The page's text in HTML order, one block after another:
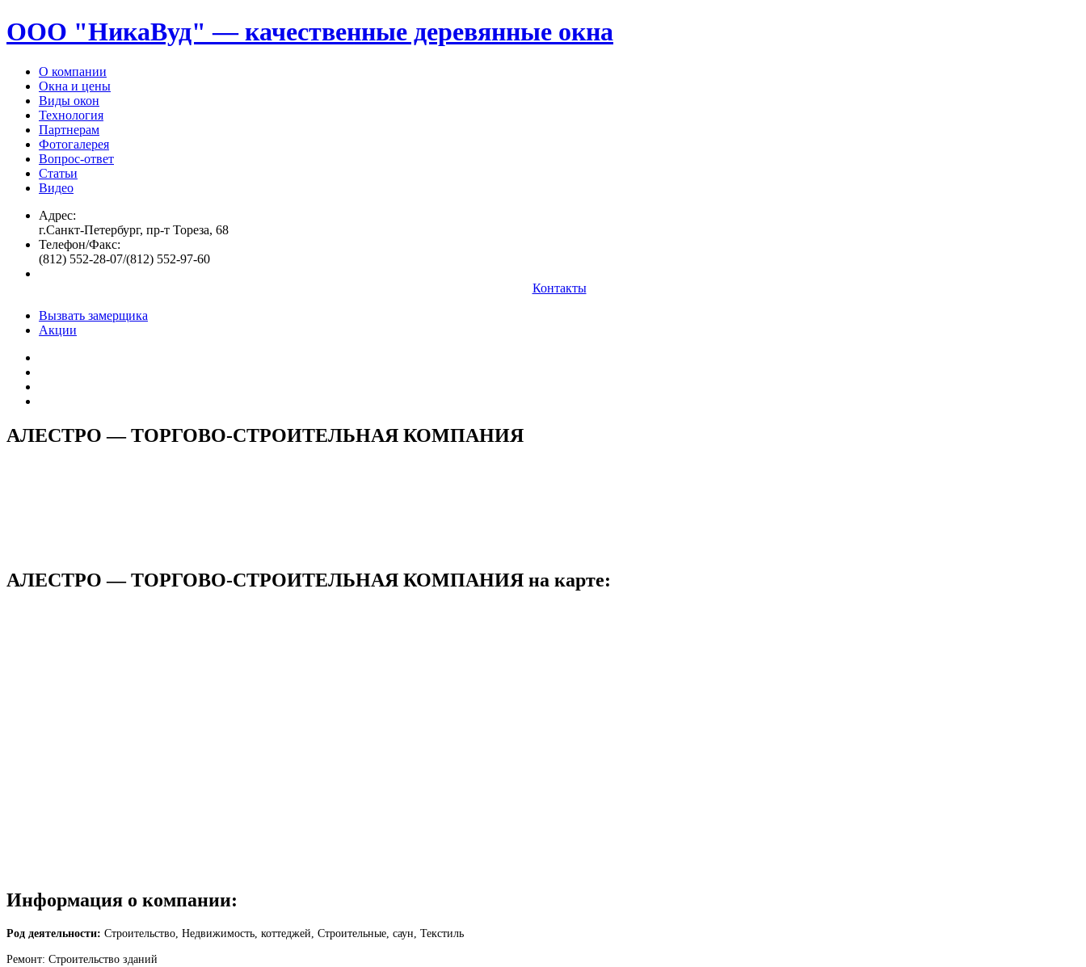
ООО "НикаВуд" — качественные деревянные окна
О компании
Окна и цены
Виды окон
Технология
Партнерам
Фотогалерея
Вопрос-ответ
Статьи
Видео
Адрес:
г.Санкт-Петербург, пр-т Тореза, 68
Телефон/Факс:
(812) 552-28-07/(812) 552-97-60
Контакты
Вызвать замерщика
Акции
АЛЕСТРО — ТОРГОВО-СТРОИТЕЛЬНАЯ КОМПАНИЯ
АЛЕСТРО — ТОРГОВО-СТРОИТЕЛЬНАЯ КОМПАНИЯ на карте:
Информация о компании:
Род деятельности: Строительство, Недвижимость, коттеджей, Строительные, саун, Текстиль
Ремонт: Строительство зданий